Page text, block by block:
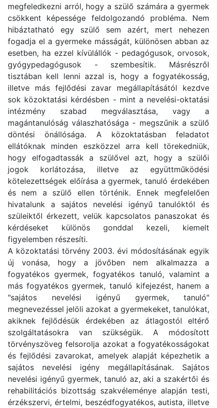
megfeledkezni arról, hogy a szülő számára a gyermek
csökkent képessége feldolgozandó probléma. Nem
hibáztatható egy szülő sem azért, mert nehezen
fogadja el a gyermeke másságát, különösen abban az
esetben, ha ezzel kívülállók - pedagógusok, orvosok,
gyógypedagógusok - szembesítik. Másrészről
tisztában kell lenni azzal is, hogy a fogyatékosság,
illetve más fejlődési zavar megállapításától kezdve
sok közoktatási kérdésben - mint a nevelési-oktatási
intézmény szabad megválasztása, vagy a
magántanulóság válaszhatósága - megszűnik a szülő
döntési önállósága. A közoktatásban feladatot
ellátóknak minden eszközzel arra kell törekedniük,
hogy elfogadtassák a szülővel azt, hogy a szülői
jogok korlátozása, illetve az együttműködési
kötelezettségek előírása a gyermek, tanuló érdekében
és nem a szülő ellen történik. Ennek megfelelően
hivatalunk a sajátos nevelési igényű tanulóktól és
szüleiktől érkezett, velük kapcsolatos panaszokat és
kérdéseket különös gonddal kezeli, kiemelt
figyelemben részesíti.
A közoktatási törvény 2003. évi módosításának egyik
új vonása, hogy a jövőben nem alkalmazza a
fogyatékos gyermek, fogyatékos tanuló, valamint a
más fogyatékos gyermek, tanuló kifejezést, hanem a
"sajátos nevelési igényű gyermek, tanuló"
megnevezéssel jelöli azokat a gyermekeket, tanulókat,
akiknek fejlődésük érdekében az átlagostól eltérő
szolgáltatásokra van szükségük. A módosított
törvényszöveg felsorolja azokat a fogyatékosságokat
és fejlődési zavarokat, amelyek alapját képezhetik a
sajátos nevelési igény megállapításának. Sajátos
nevelési igényű gyermek, tanuló az, aki a szakértői és
rehabilitációs bizottság szakvéleménye alapján testi,
érzékszervi, értelmi, beszédfogyatékos, autista, illetve